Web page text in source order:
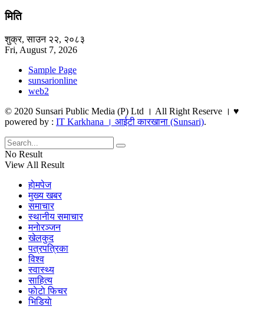
मिति
शुक्र, साउन २२, २०८३
Fri, August 7, 2026
Sample Page
sunsarionline
web2
© 2020 Sunsari Public Media (P) Ltd । All Right Reserve । ♥
powered by : IT Karkhana । आईटी कारखाना (Sunsari).
No Result
View All Result
हाेमपेज
मुख्य खबर
समाचार
स्थानीय समाचार
मनाेरञ्जन
खेलकुद
पत्रपत्रिका
विश्व
स्वास्थ्य
साहित्य
फाेटाे फिचर
भिडियाे